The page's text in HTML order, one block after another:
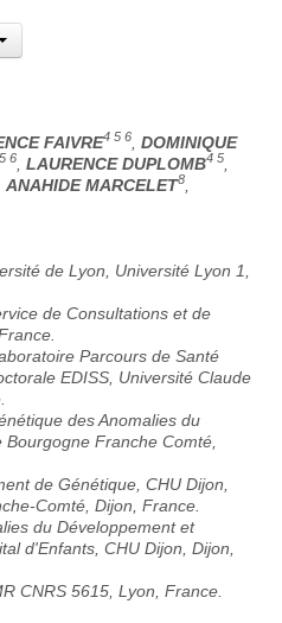
FAIVRE4 5 6
DOMINIQUE
5 6 LAURENCE DUPLOMB4 5
ANAHIDE MARCELET8
de Lyon, Université Lyon 1,
de Consultations et de
Parcours de Santé
EDISS, Université Claude
des Anomalies du
Franche Comté,
de Génétique, CHU Dijon,
Comté, Dijon, France.
du Développement et
d'Enfants, CHU Dijon, Dijon,
CNRS 5615, Lyon, France.